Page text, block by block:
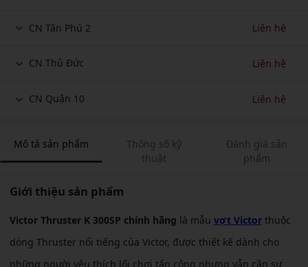
CN Tân Phú 2 Liên hệ
CN Thủ Đức Liên hệ
CN Quận 10 Liên hệ
Mô tả sản phẩm
Thông số kỹ
thuật
Đánh giá sản
phẩm
Giới thiệu sản phẩm
Victor Thruster K 300SP chính hãng là mẫu vợt Victor thuộc
dòng Thruster nổi tiếng của Victor, được thiết kế dành cho
những người yêu thích lối chơi tấn công nhưng vẫn cần sự